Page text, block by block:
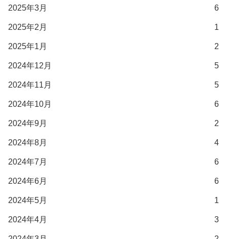
2025年3月 6
2025年2月 1
2025年1月 2
2024年12月 5
2024年11月 5
2024年10月 6
2024年9月 2
2024年8月 4
2024年7月 6
2024年6月 6
2024年5月 1
2024年4月 3